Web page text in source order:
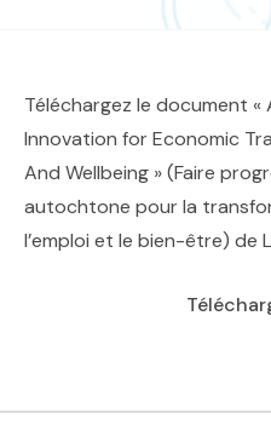
Téléchargez le document «
Innovation for Economic
And Wellbeing » (Faire
autochtone pour la
l’emploi et le bien-être) de